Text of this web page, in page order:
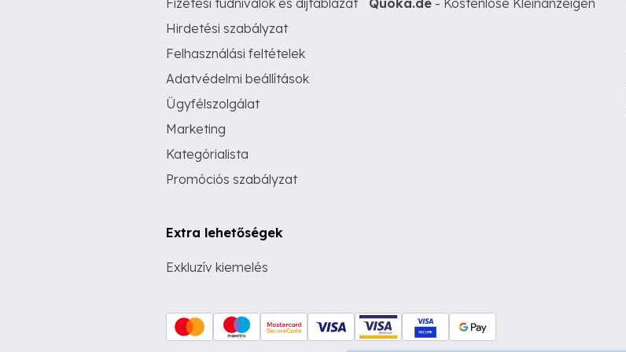
Fizetési tudnivalók és díjtáblázat
Hirdetési szabályzat
Felhasználási feltételek
Adatvédelmi beállítások
Ügyfélszolgálat
Marketing
Kategórialista
Promóciós szabályzat
Extra lehetőségek
Exkluzív kiemelés
Quoka.de - Kostenlose Kleinanzeigen